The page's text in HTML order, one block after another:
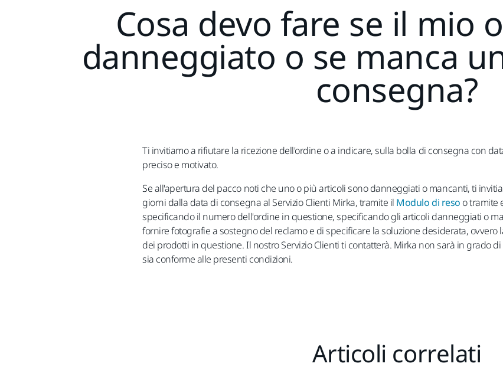
Cosa devo fare se il mio
danneggiato o se manca
consegna?
Ti invitiamo a rifiutare la ricezione dell'ordine o a indicare, sulla bolla di consegna con
preciso e motivato.
Se all'apertura del pacco noti che uno o più articoli sono danneggiati o mancanti, ti
giorni dalla data di consegna al Servizio Clienti Mirka, tramite il Modulo di reso o tramite
specificando il numero dell'ordine in questione, specificando gli articoli danneggiati o
fornire fotografie a sostegno del reclamo e di specificare la soluzione desiderata, ovvero
dei prodotti in questione. Il nostro Servizio Clienti ti contatterà. Mirka non sarà in grado
sia conforme alle presenti condizioni.
Articoli correlati